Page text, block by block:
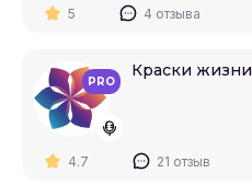
5 4 отзыва
PRO
Краски жизни
4.7 21 отзыв